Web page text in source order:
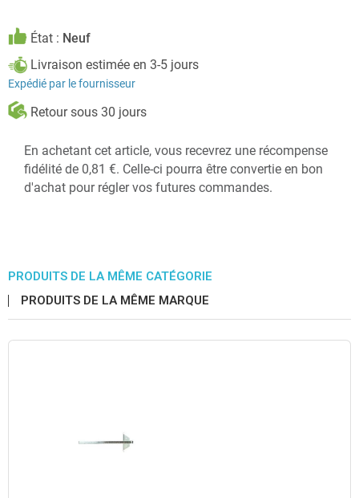
État : Neuf
Livraison estimée en 3-5 jours
Expédié par le fournisseur
Retour sous 30 jours
En achetant cet article, vous recevrez une récompense
fidélité de 0,81 €. Celle-ci pourra être convertie en bon
d'achat pour régler vos futures commandes.
PRODUITS DE LA MÊME CATÉGORIE
PRODUITS DE LA MÊME MARQUE